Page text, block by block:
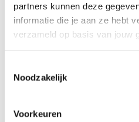
partners kunnen deze
informatie die je aan ze hebt
verzameld op basis van jouw
Noodzakelijk
Voorkeuren